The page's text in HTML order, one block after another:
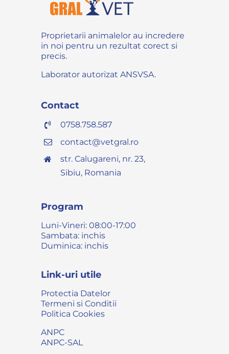
Proprietarii animalelor au incredere
in noi pentru un rezultat corect si
precis.
Laborator autorizat ANSVSA.
Contact
0758.758.587
contact@vetgral.ro
str. Calugareni, nr. 23,
Sibiu, Romania
Program
Luni-Vineri: 08:00-17:00
Sambata: inchis
Duminica: inchis
Link-uri utile
Protectia Datelor
Termeni si Conditii
Politica Cookies
ANPC
ANPC-SAL